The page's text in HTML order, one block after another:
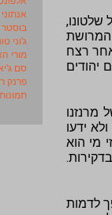
המרושת
בלבד לאחר רצח
יהודים
מרנזנו
ידעו
מי הוא
לדמות
בוסטר
ג'וני
מורי
סם
פרנק